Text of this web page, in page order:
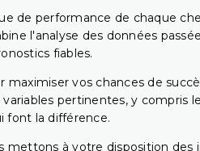
de performance de chaque
l'analyse des données
fiables.
vos chances de
pertinentes, y compris
font la différence.
mettons à votre disposition des